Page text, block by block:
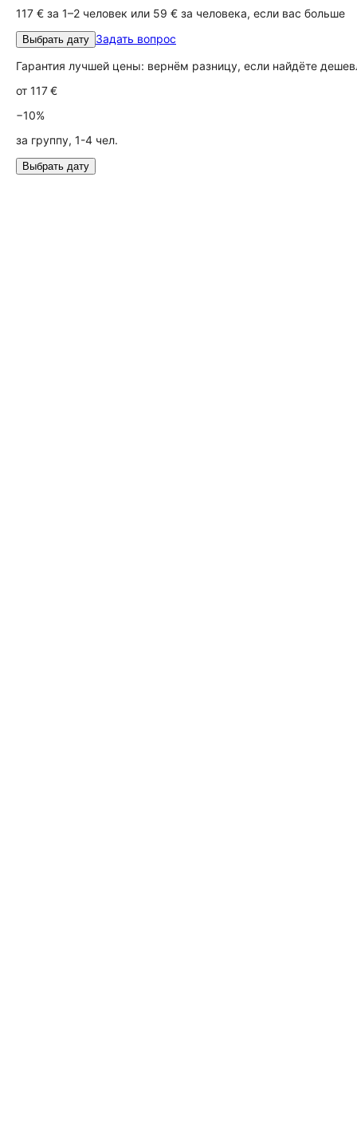
117 € за 1–2 человек или 59 € за человека, если вас больше
Выбрать дату Задать вопрос
Гарантия лучшей цены: вернём разницу, если найдёте
от 117 €
−10%
за группу, 1-4 чел.
Выбрать дату